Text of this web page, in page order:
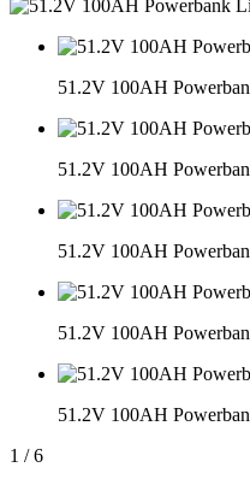
51.2V 100AH
51.2V 100AH
51.2V 100AH
51.2V 100AH
51.2V 100AH
1 / 6